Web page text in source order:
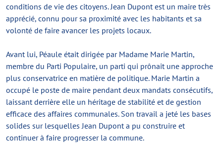
conditions de vie des citoyens. Jean Dupont est un maire très
apprécié, connu pour sa proximité avec les habitants et sa
volonté de faire avancer les projets locaux.
Avant lui, Péaule était dirigée par Madame Marie Martin,
membre du Parti Populaire, un parti qui prônait une approche
plus conservatrice en matière de politique. Marie Martin a
occupé le poste de maire pendant deux mandats consécutifs,
laissant derrière elle un héritage de stabilité et de gestion
efficace des affaires communales. Son travail a jeté les bases
solides sur lesquelles Jean Dupont a pu construire et
continuer à faire progresser la commune.